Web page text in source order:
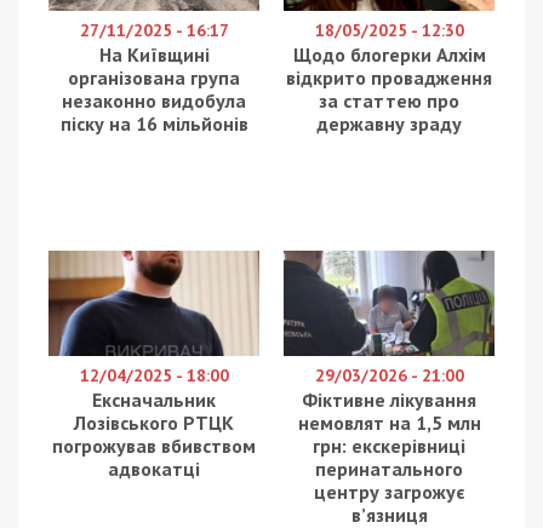
27/11/2025 - 16:17
На Київщині
організована група
незаконно видобула
піску на 16 мільйонів
18/05/2025 - 12:30
Щодо блогерки Алхім
відкрито провадження
за статтею про
державну зраду
12/04/2025 - 18:00
Ексначальник
Лозівського РТЦК
погрожував вбивством
адвокатці
29/03/2026 - 21:00
Фіктивне лікування
немовлят на 1,5 млн
грн: екскерівниці
перинатального
центру загрожує
в’язниця